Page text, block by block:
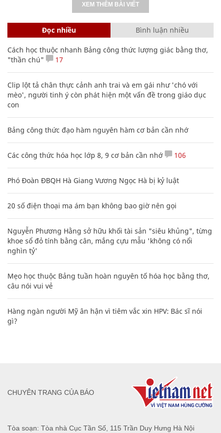
XEM THÊM BÀI VIẾT
Đọc nhiều Bình luận nhiều
Cách học thuộc nhanh Bảng công thức lượng giác bằng thơ,
"thần chú"
17
Clip lột tả chân thực cảnh anh trai và em gái như 'chó với
mèo', người tinh ý còn phát hiện một vấn đề trong giáo dục
con
Bảng công thức đạo hàm nguyên hàm cơ bản cần nhớ
Các công thức hóa học lớp 8, 9 cơ bản cần nhớ 106
Phó Đoàn ĐBQH Hà Giang Vương Ngọc Hà bị kỷ luật
20 số điện thoại ma ám bạn không bao giờ nên gọi
Nguyễn Phương Hằng sở hữu khối tài sản "siêu khủng", từng
khoe sổ đỏ tính bằng cân, mắng cựu mẫu 'không có nổi
nghìn tỷ'
Mẹo học thuộc Bảng tuần hoàn nguyên tố hóa học bằng thơ,
câu nói vui vẻ
Hàng ngàn người Mỹ ân hận vì tiêm vắc xin HPV: Bác sĩ nói
gì?
Tòa soạn: Tòa nhà Cục Tần Số, 115 Trần Duy Hưng Hà Nội
CHUYÊN TRANG CỦA BÁO